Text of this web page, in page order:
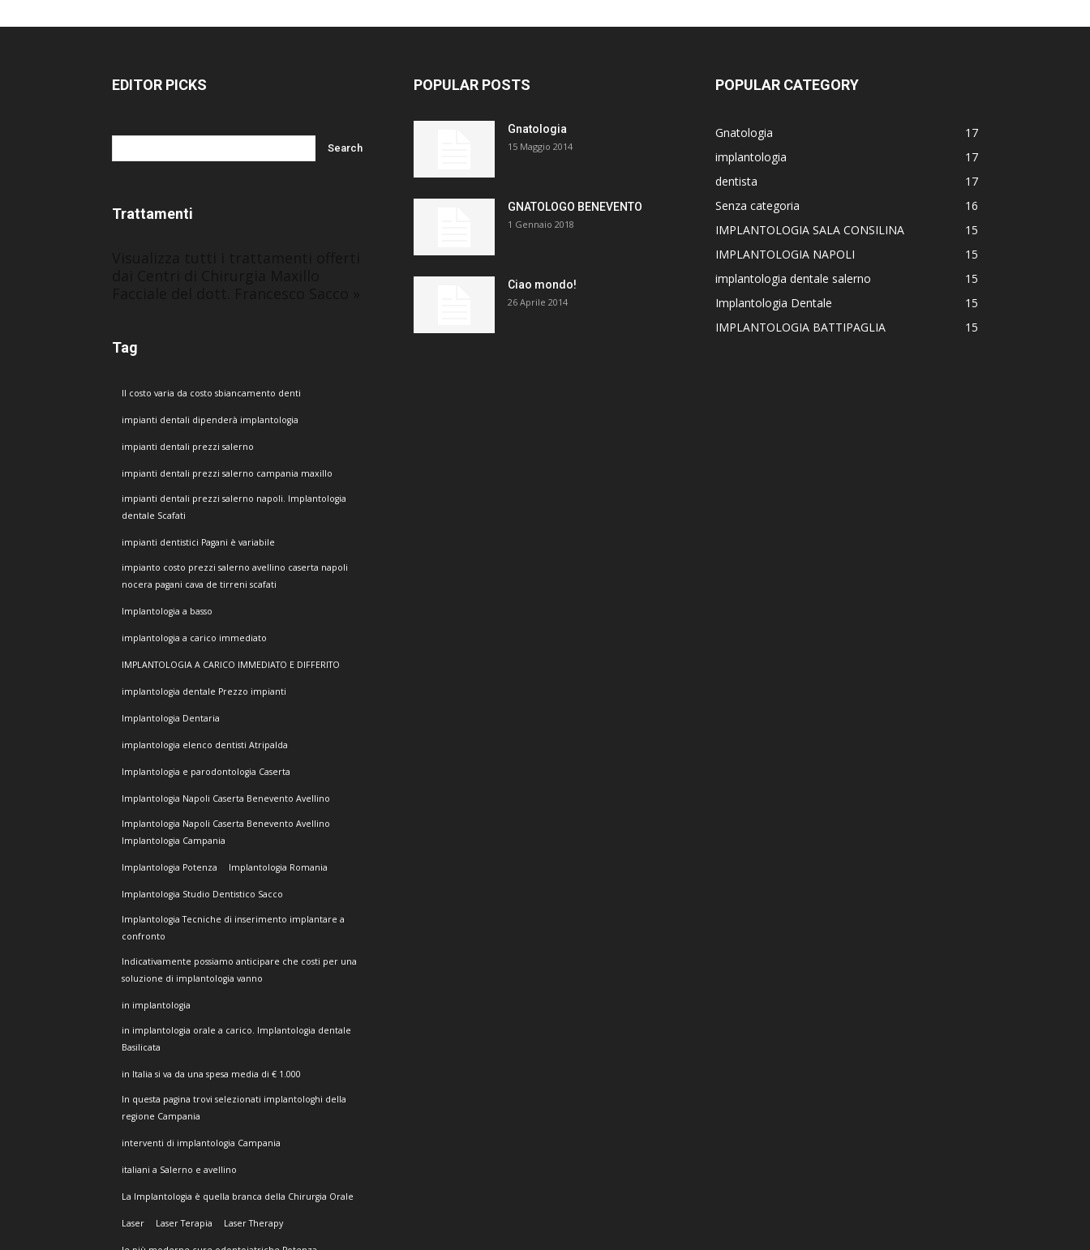
EDITOR PICKS
Trattamenti
Tag
Il costo varia da costo sbiancamento denti
impianti dentali dipenderà implantologia
impianti dentali prezzi salerno
impianti dentali prezzi salerno campania maxillo
impianti dentali prezzi salerno napoli. Implantologia
dentale Scafati
impianti dentistici Pagani è variabile
impianto costo prezzi salerno avellino caserta napoli
nocera pagani cava de tirreni scafati
Implantologia a basso
implantologia a carico immediato
IMPLANTOLOGIA A CARICO IMMEDIATO E DIFFERITO
implantologia dentale Prezzo impianti
Implantologia Dentaria
implantologia elenco dentisti Atripalda
Implantologia e parodontologia Caserta
Implantologia Napoli Caserta Benevento Avellino
Implantologia Napoli Caserta Benevento Avellino
Implantologia Campania
Implantologia Potenza Implantologia Romania
Implantologia Studio Dentistico Sacco
Implantologia Tecniche di inserimento implantare a
confronto
Indicativamente possiamo anticipare che costi per una
soluzione di implantologia vanno
in implantologia
in implantologia orale a carico. Implantologia dentale
Basilicata
in Italia si va da una spesa media di € 1.000
In questa pagina trovi selezionati implantologhi della
regione Campania
interventi di implantologia Campania
italiani a Salerno e avellino
La Implantologia è quella branca della Chirurgia Orale
Laser Laser Terapia Laser Therapy
POPULAR POSTS
Gnatologia
15 Maggio 2014
GNATOLOGO BENEVENTO
1 Gennaio 2018
Ciao mondo!
26 Aprile 2014
POPULAR CATEGORY
Gnatologia
17
implantologia
17
dentista
17
Senza categoria
16
IMPLANTOLOGIA SALA CONSILINA
15
IMPLANTOLOGIA NAPOLI
15
implantologia dentale salerno
15
Implantologia Dentale
15
IMPLANTOLOGIA BATTIPAGLIA
15